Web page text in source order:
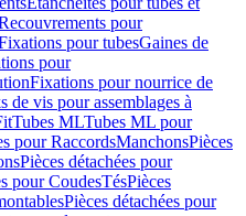
pour
pour tubesGaines de
pour
Fixations pour nourrice de
de vis pour assemblages à
Tubes MLTubes ML pour
pour RaccordsManchonsPièces
Pièces détachées pour
pour CoudesTésPièces
Pièces détachées pour